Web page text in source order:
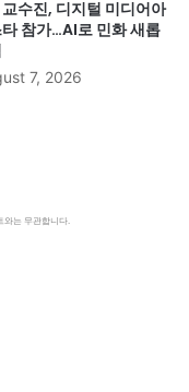
수진, 디지털 미디어아
참가…AI로 민화 새롭
7, 2026
와는 무관합니다.